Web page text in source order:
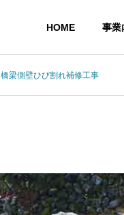
HOME 事業
橋梁側壁ひび割れ補修工事